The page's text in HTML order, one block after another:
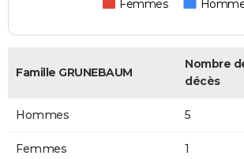
Femmes
Famille GRUNEBAUM
Nombre
décès
Hommes 5
Femmes 1